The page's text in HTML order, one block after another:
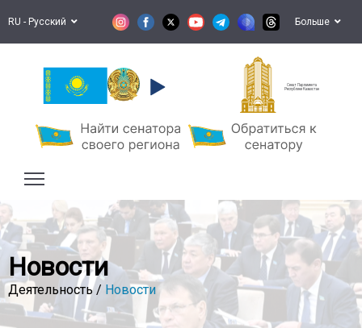
RU - Русский Больше
Сенат Парламента
Республики Казахстан
Новости
Деятельность / Новости